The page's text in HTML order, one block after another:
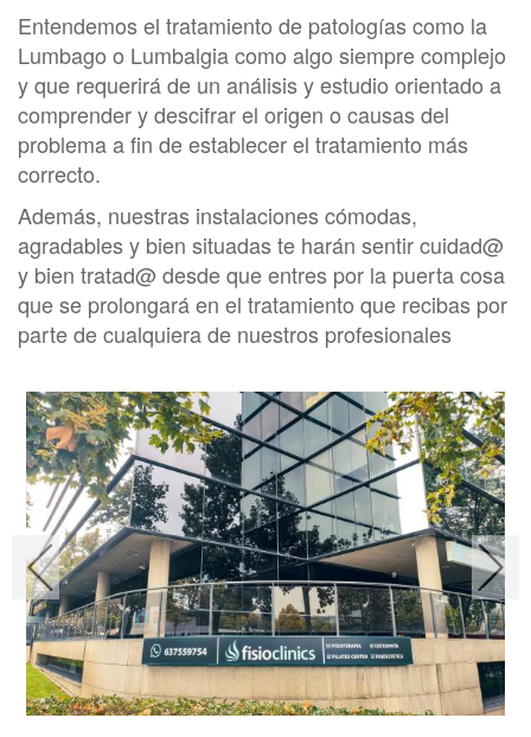
Entendemos el tratamiento de patologías como la
Lumbago o Lumbalgia como algo siempre complejo
y que requerirá de un análisis y estudio orientado a
comprender y descifrar el origen o causas del
problema a fin de establecer el tratamiento más
correcto.
Además, nuestras instalaciones cómodas,
agradables y bien situadas te harán sentir cuidad@
y bien tratad@ desde que entres por la puerta cosa
que se prolongará en el tratamiento que recibas por
parte de cualquiera de nuestros profesionales